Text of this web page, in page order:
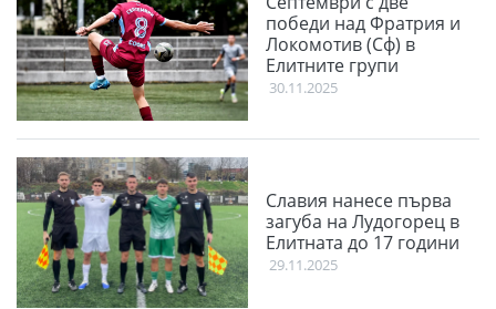
победи над Фратрия и
Локомотив (Сф) в
Елитните групи
30.11.2025
Славия нанесе първа
загуба на Лудогорец в
Елитната до 17 години
29.11.2025